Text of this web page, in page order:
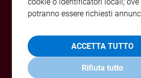
Contatti
Pubblicità
Registrati
potranno essere richiesti
ACCETTA TUTTO
Rifiuta tutto